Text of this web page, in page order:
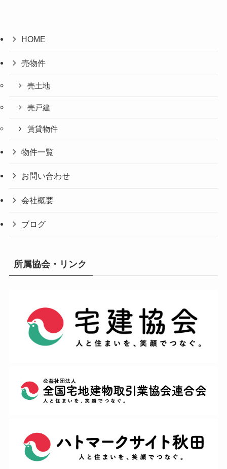
HOME
売物件
売土地
売戸建
賃貸物件
物件一覧
お問い合わせ
会社概要
ブログ
所属協会・リンク